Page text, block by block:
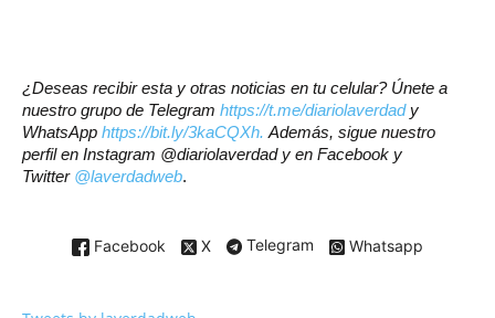
¿Deseas recibir esta y otras noticias en tu celular? Únete a
nuestro grupo de Telegram https://t.me/diariolaverdady
WhatsApp https://bit.ly/3kaCQXh. Además, sigue nuestro
perfil en Instagram @diariolaverdad y en Facebook y
Twitter @laverdadweb.
Facebook X Telegram Whatsapp